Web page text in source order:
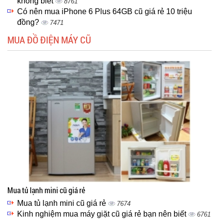
Có nên mua iPhone 6 Plus 64GB cũ giá rẻ 10 triệu
đồng?
7471
MUA ĐỒ ĐIỆN MÁY CŨ
Mua tủ lạnh mini cũ giá rẻ
Mua tủ lạnh mini cũ giá rẻ 7674
Kinh nghiệm mua máy giặt cũ giá rẻ bạn nên biết 6761